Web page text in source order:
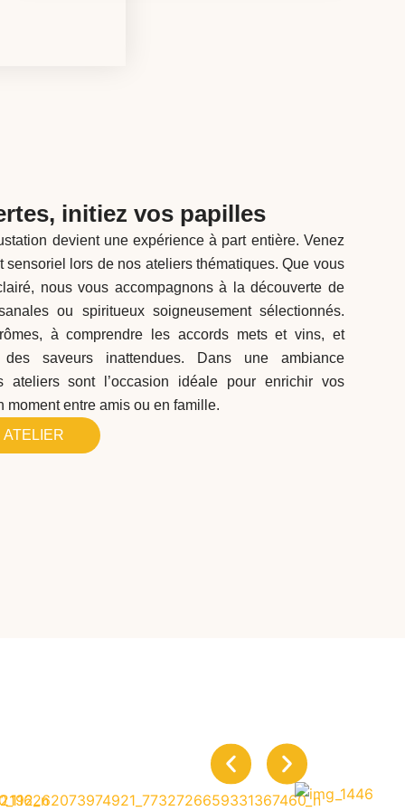
initiez vos papilles
devient une expérience à part entière. Venez
sensoriel lors de nos ateliers thématiques. Que vous
nous vous accompagnons à la découverte de
ou spiritueux soigneusement sélectionnés.
à comprendre les accords mets et vins, et
des saveurs inattendues. Dans une ambiance
ateliers sont l’occasion idéale pour enrichir vos
entre amis ou en famille.